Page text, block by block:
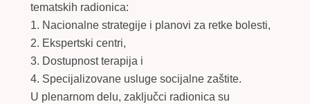
tematskih radionica:
1. Nacionalne strategije i planovi za retke bolesti,
2. Ekspertski centri,
3. Dostupnost terapija i
4. Specijalizovane usluge socijalne zaštite.
U plenarnom delu, zaključci radionica su